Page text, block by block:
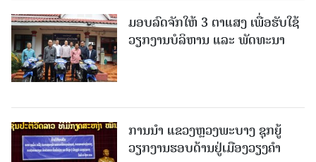
ມອບລົດຈັກໃຫ້ 3 ຕາແສງ ເພື່ອຮັບໃຊ້
ວຽກງານບໍລິຫານ ແລະ ພັດທະນາ
ການນຳ ແຂວງຫຼວງພະບາງ ຊຸກຍູ້
ວຽກງານຮອບດ້ານຢູ່ເມືອງວຽງຄໍາ